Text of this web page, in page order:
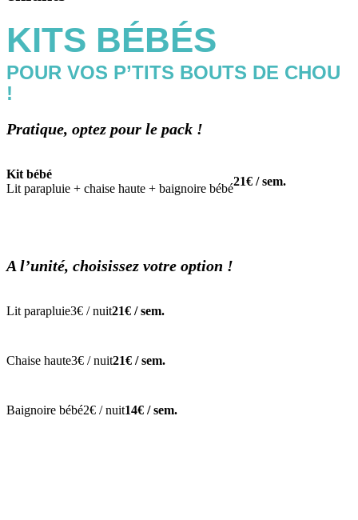
KITS BÉBÉS
POUR VOS P’TITS BOUTS DE CHOU
!
Pratique, optez pour le pack !
Kit bébé
Lit parapluie + chaise haute + baignoire bébé
21€ / sem.
A l’unité, choisissez votre option !
Lit parapluie3€ / nuit21€ / sem.
Chaise haute3€ / nuit21€ / sem.
Baignoire bébé2€ / nuit14€ / sem.